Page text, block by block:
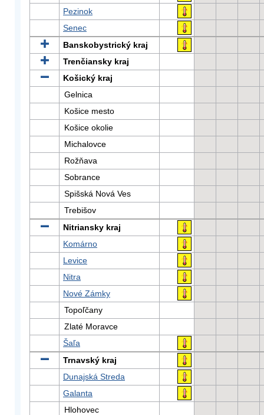
Pezinok
Senec
Banskobystrický kraj
Trenčiansky kraj
Košický kraj
Gelnica
Košice mesto
Košice okolie
Michalovce
Rožňava
Sobrance
Spišská Nová Ves
Trebišov
Nitriansky kraj
Komárno
Levice
Nitra
Nové Zámky
Topoľčany
Zlaté Moravce
Šaľa
Trnavský kraj
Dunajská Streda
Galanta
Hlohovec